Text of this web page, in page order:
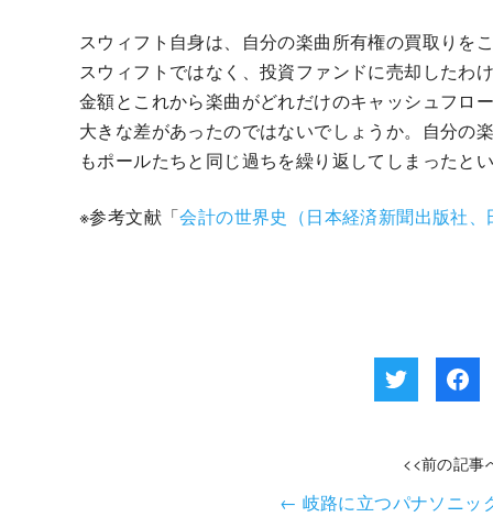
スウィフト自身は、自分の楽曲所有権の買取りを
スウィフトではなく、投資ファンドに売却したわ
金額とこれから楽曲がどれだけのキャッシュフロ
大きな差があったのではないでしょうか。自分の
もポールたちと同じ過ちを繰り返してしまったと
※参考文献「会計の世界史（日本経済新聞出版社
<<前の記事
← 岐路に立つパナソニッ